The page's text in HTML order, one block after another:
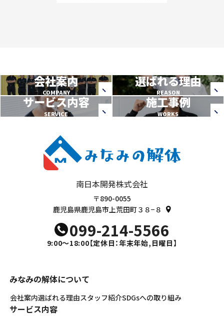
会社案内
COMPANY
選ばれる理由
REASON
サービス内容
SERVICE
施工事例
WORKS
南日本開発株式会社
〒890-0055
鹿児島県鹿児島市上荒田町３８−８
099-214-5566
9:00～18:00【定休日：年末年始,日曜日】
みなみの解体について
会社案内選ばれる理由スタッフ紹介SDGsへの取り組み
サービス内容